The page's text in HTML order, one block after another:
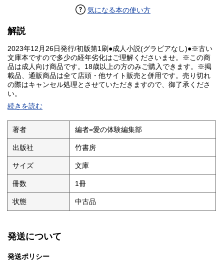
気になる本の使い方
解説
2023年12月26日発行/初版第1刷●成人小説(グラビアなし)●※古い
文庫本ですので多少の経年劣化はご理解くださいませ。※この商
品は成人向け商品です。18歳以上の方のみご購入できます。※掲
載品、通販商品は全て店頭・他サイト販売と併用です。売り切れ
の際はキャンセル処理とさせていただきますので、御了承くださ
い。
続きを読む
著者 編者=愛の体験編集部
出版社 竹書房
サイズ 文庫
冊数 1冊
状態 中古品
発送について
発送ポリシー